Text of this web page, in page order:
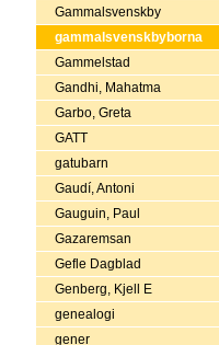
Gammalsvenskby
gammalsvenskbyborna
Gammelstad
Gandhi, Mahatma
Garbo, Greta
GATT
gatubarn
Gaudí, Antoni
Gauguin, Paul
Gazaremsan
Gefle Dagblad
Genberg, Kjell E
genealogi
gener